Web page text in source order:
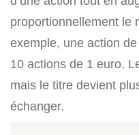
proportionnellement le
exemple, une action
10 actions de 1 euro.
mais le titre devient
échanger.